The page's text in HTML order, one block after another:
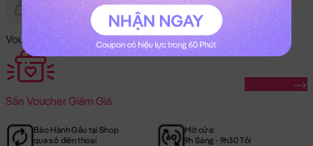
Gửi Tặng Hết Hàng
Voucher Mã Khuyến Mãi:
Săn Voucher Giảm Giá
Bảo Hành Gấu tại Shop
qua số điện thoại
Mở cửa:
9h Sáng - 9h30 Tối